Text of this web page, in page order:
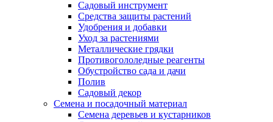
Садовый инструмент
Средства защиты растений
Удобрения и добавки
Уход за растениями
Металлические грядки
Противогололедные реагенты
Обустройство сада и дачи
Полив
Садовый декор
Семена и посадочный материал
Семена деревьев и кустарников